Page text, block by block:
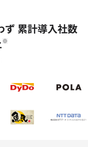
累計導⼊社数
※